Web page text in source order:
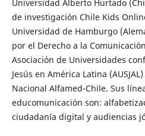
Universidad Alberto Hurtado
de investigación Chile Kids
Universidad de Hamburgo
por el Derecho a la
Asociación de Universidades
Jesús en América Latina
Nacional Alfamed-Chile. Sus
educomunicación son:
ciudadanía digital y audiencias